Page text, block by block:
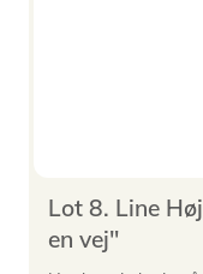
Lot 8. Line
en vej"